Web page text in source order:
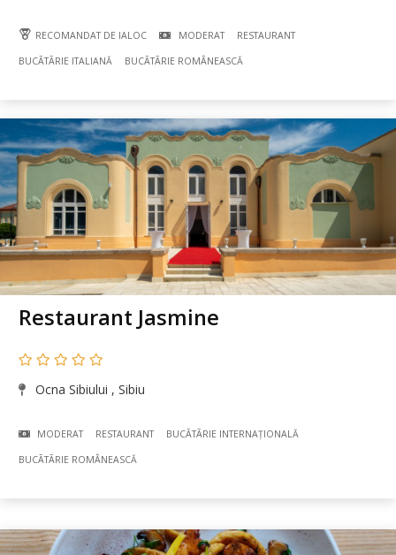
RECOMANDAT DE IALOC MODERAT RESTAURANT
BUCÃTÃRIE ITALIANĂ BUCÃTÃRIE ROMÂNEASCĂ
Restaurant Jasmine
Ocna Sibiului , Sibiu
MODERAT RESTAURANT BUCÃTÃRIE INTERNAȚIONALĂ
BUCÃTÃRIE ROMÂNEASCĂ